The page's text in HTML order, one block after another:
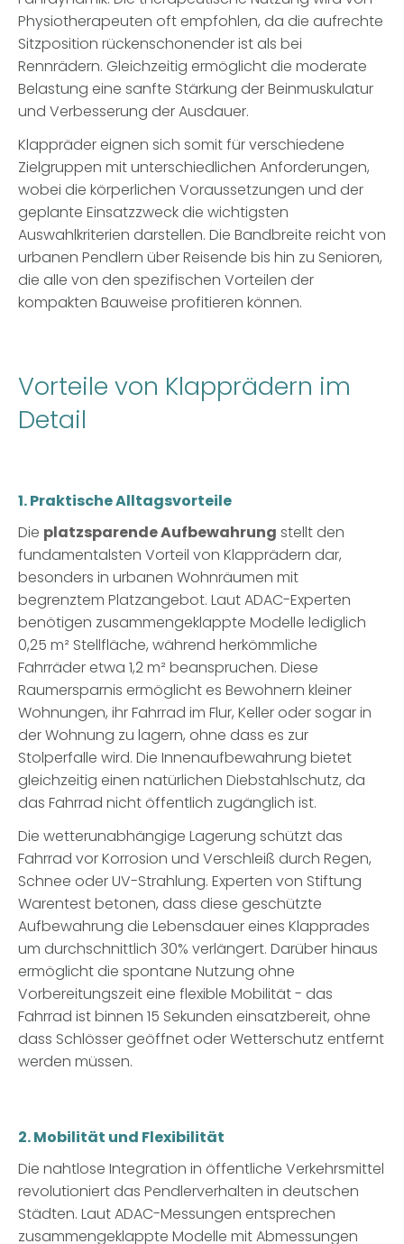
Physiotherapeuten oft empfohlen, da die aufrechte
Sitzposition rückenschonender ist als bei
Rennrädern. Gleichzeitig ermöglicht die moderate
Belastung eine sanfte Stärkung der Beinmuskulatur
und Verbesserung der Ausdauer.
Klappräder eignen sich somit für verschiedene
Zielgruppen mit unterschiedlichen Anforderungen,
wobei die körperlichen Voraussetzungen und der
geplante Einsatzzweck die wichtigsten
Auswahlkriterien darstellen. Die Bandbreite reicht von
urbanen Pendlern über Reisende bis hin zu Senioren,
die alle von den spezifischen Vorteilen der
kompakten Bauweise profitieren können.
Vorteile von Klapprädern im
Detail
1. Praktische Alltagsvorteile
Die platzsparende Aufbewahrung stellt den
fundamentalsten Vorteil von Klapprädern dar,
besonders in urbanen Wohnräumen mit
begrenztem Platzangebot. Laut ADAC-Experten
benötigen zusammengeklappte Modelle lediglich
0,25 m² Stellfläche, während herkömmliche
Fahrräder etwa 1,2 m² beanspruchen. Diese
Raumersparnis ermöglicht es Bewohnern kleiner
Wohnungen, ihr Fahrrad im Flur, Keller oder sogar in
der Wohnung zu lagern, ohne dass es zur
Stolperfalle wird. Die Innenaufbewahrung bietet
gleichzeitig einen natürlichen Diebstahlschutz, da
das Fahrrad nicht öffentlich zugänglich ist.
Die wetterunabhängige Lagerung schützt das
Fahrrad vor Korrosion und Verschleiß durch Regen,
Schnee oder UV-Strahlung. Experten von Stiftung
Warentest betonen, dass diese geschützte
Aufbewahrung die Lebensdauer eines Klapprades
um durchschnittlich 30% verlängert. Darüber hinaus
ermöglicht die spontane Nutzung ohne
Vorbereitungszeit eine flexible Mobilität - das
Fahrrad ist binnen 15 Sekunden einsatzbereit, ohne
dass Schlösser geöffnet oder Wetterschutz entfernt
werden müssen.
2. Mobilität und Flexibilität
Die nahtlose Integration in öffentliche Verkehrsmittel
revolutioniert das Pendlerverhalten in deutschen
Städten. Laut ADAC-Messungen entsprechen
zusammengeklappte Modelle mit Abmessungen